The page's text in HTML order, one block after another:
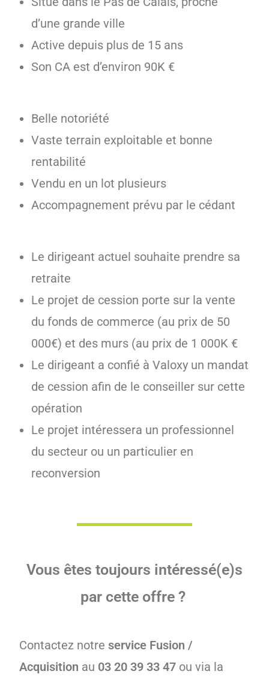
d’une grande ville
Active depuis plus de 15 ans
Son CA est d’environ 90K €
Belle notoriété
Vaste terrain exploitable et bonne
rentabilité
Vendu en un lot plusieurs
Accompagnement prévu par le cédant
Le dirigeant actuel souhaite prendre sa
retraite
Le projet de cession porte sur la vente
du fonds de commerce (au prix de 50
000€) et des murs (au prix de 1 000K €
Le dirigeant a confié à Valoxy un mandat
de cession afin de le conseiller sur cette
opération
Le projet intéressera un professionnel
du secteur ou un particulier en
reconversion
Vous êtes toujours intéressé(e)s
par cette offre ?
Contactez notre service Fusion /
Acquisition au 03 20 39 33 47 ou via la